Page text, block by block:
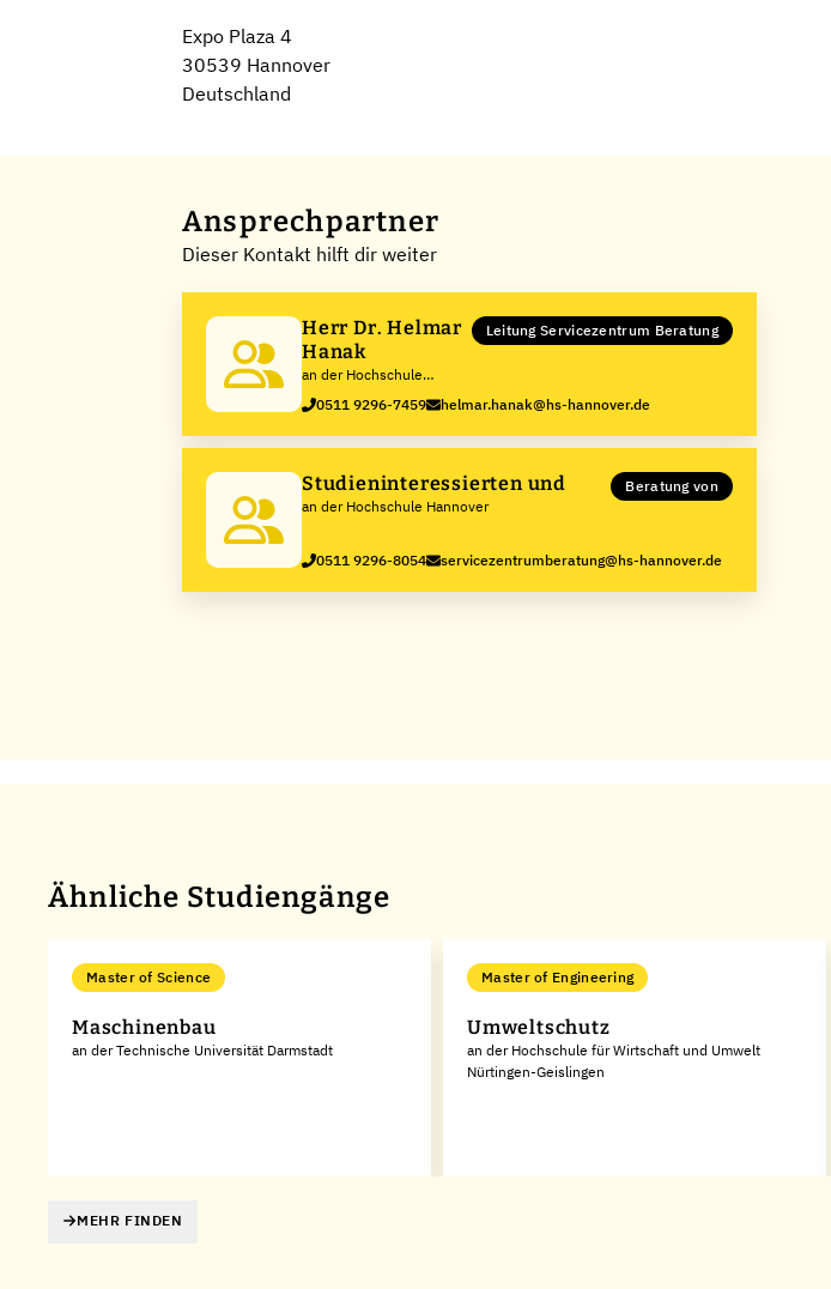
Expo Plaza 4
30539 Hannover
Deutschland
Ansprechpartner
Dieser Kontakt hilft dir weiter
Herr Dr. Helmar
Hanak
an der Hochschule
Hannover
Leitung Servicezentrum Beratung
0511 9296-7459 helmar.hanak@hs-hannover.de
Studieninteressierten und
an der Hochschule Hannover
Beratung von
0511 9296-8054 servicezentrumberatung@hs-hannover.de
Ähnliche Studiengänge
Master of Science
Maschinenbau
an der Technische Universität Darmstadt
Master of Engineering
Umweltschutz
an der Hochschule für Wirtschaft und Umwelt
Nürtingen-Geislingen
MEHR FINDEN